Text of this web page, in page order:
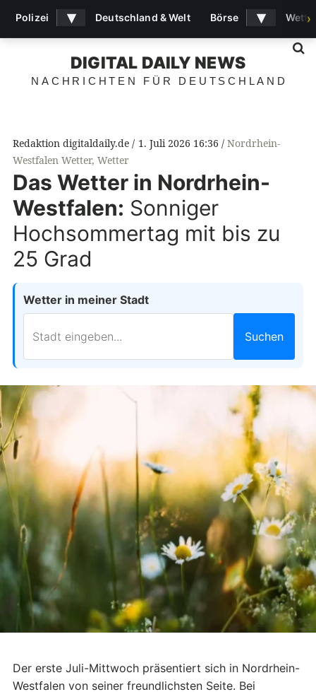
DIGITAL DAILY NEWS
NACHRICHTEN FÜR DEUTSCHLAND
Redaktion digitaldaily.de 1. Juli 2026 16:36
Nordrhein-
Westfalen Wetter, Wetter
Das Wetter in Nordrhein-
Westfalen: Sonniger
Hochsommertag mit bis zu
25 Grad
Wetter in meiner Stadt
Suchen
Der erste Juli-Mittwoch präsentiert sich in Nordrhein-
Westfalen von seiner freundlichsten Seite. Bei
Polizei ▾ Deutschland & Welt Börse ▾ ›